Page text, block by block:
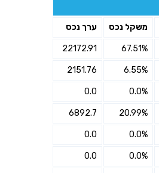
משקל נכס ערך נכס
67.51%
22172.91
6.55%
2151.76
0.0%
0.0
20.99%
6892.7
0.0%
0.0
0.0%
0.0